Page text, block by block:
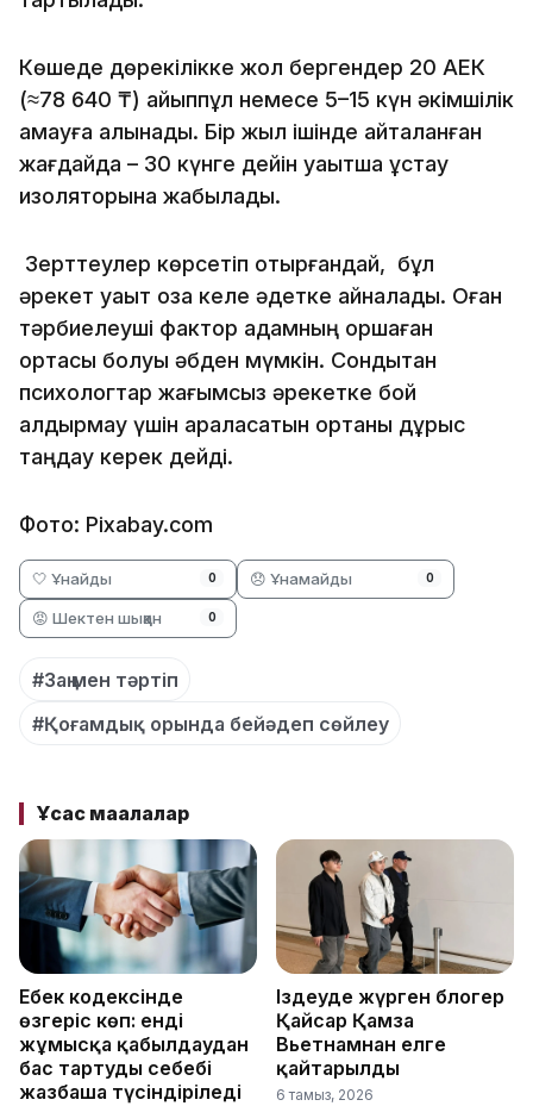
Көшеде дөрекілікке жол бергендер 20 АЕК
(≈78 640 ₸) айыппұл немесе 5–15 күн әкімшілік
қамауға алынады. Бір жыл ішінде қайталанған
жағдайда – 30 күнге дейін уақытша ұстау
изоляторына жабылады.
Зерттеулер көрсетіп отырғандай, бұл
әрекет уақыт оза келе әдетке айналады. Оған
тәрбиелеуші фактор адамның қоршаған
ортасы болуы әбден мүмкін. Сондықтан
психологтар жағымсыз әрекетке бой
алдырмау үшін араласатын ортаны дұрыс
таңдау керек дейді.
Фото: Pixabay.com
🤍 Ұнайды 0 😞 Ұнамайды 0
😡 Шектен шыққан 0
#Заң мен тәртіп
#Қоғамдық орында бейәдеп сөйлеу
Ұқсас мақалалар
Еңбек кодексінде
өзгеріс көп: енді
жұмысқа қабылдаудан
бас тартудың себебі
жазбаша түсіндіріледі
Іздеуде жүрген блогер
Қайсар Қамза
Вьетнамнан елге
қайтарылды
6 тамыз, 2026